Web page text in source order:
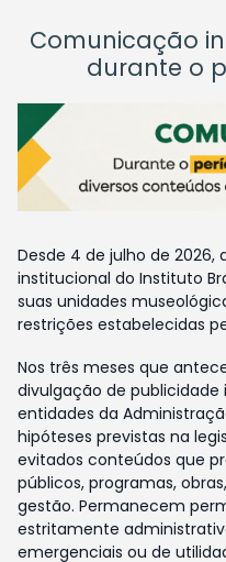
Comunicação
durante o
Desde 4 de julho de
institucional do Instituto
suas unidades
restrições estabelecidas
Nos três meses que
divulgação de
entidades da
hipóteses previstas na
evitados conteúdos que
públicos, programas,
gestão. Permanecem
estritamente
emergenciais ou de